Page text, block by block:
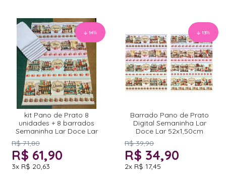
14%
kit Pano de Prato 8
unidades + 8 barrados
Semaninha Lar Doce Lar
R$ 71,80
R$ 61,90
3x R$ 20,63
13%
Barrado Pano de Prato
Digital Semaninha Lar
Doce Lar 52x1,50cm
R$ 39,90
R$ 34,90
2x R$ 17,45